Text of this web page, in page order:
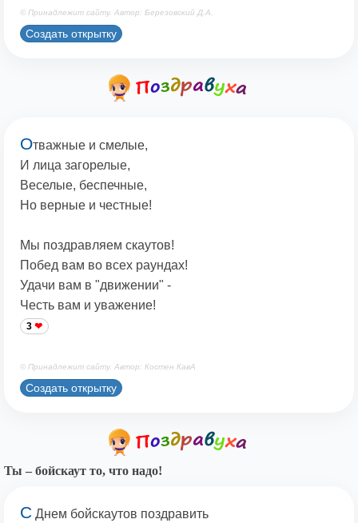
© Принадлежит сайту. Автор: Березовский Д.А.
Создать открытку
Отважные и смелые,
И лица загорелые,
Веселые, беспечные,
Но верные и честные!
Мы поздравляем скаутов!
Побед вам во всех раундах!
Удачи вам в "движении" -
Честь вам и уважение!
3
© Принадлежит сайту. Автор: Костен КавА
Создать открытку
Ты – бойскаут то, что надо!
С Днем бойскаутов поздравить